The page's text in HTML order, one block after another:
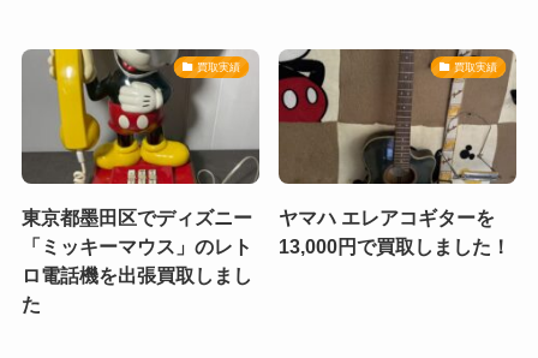
買取実績
東京都墨田区でディズニー
「ミッキーマウス」のレト
ロ電話機を出張買取しまし
た
買取実績
ヤマハ エレアコギターを
13,000円で買取しました！